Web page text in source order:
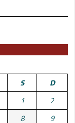
S D
1 2
8 9